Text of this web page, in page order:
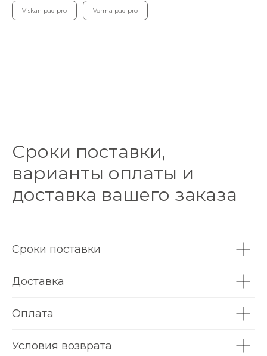
Viskan pad pro Vorma pad pro
Сроки поставки,
варианты оплаты и
доставка вашего заказа
Сроки поставки
Доставка
Оплата
Условия возврата